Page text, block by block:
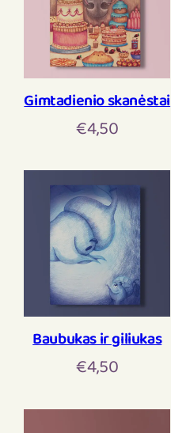
Gimtadienio skanėstai
€4,50
Baubukas ir giliukas
€4,50